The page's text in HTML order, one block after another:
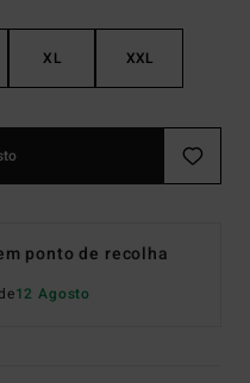
XL XXL
ponto de recolha
12 Agosto